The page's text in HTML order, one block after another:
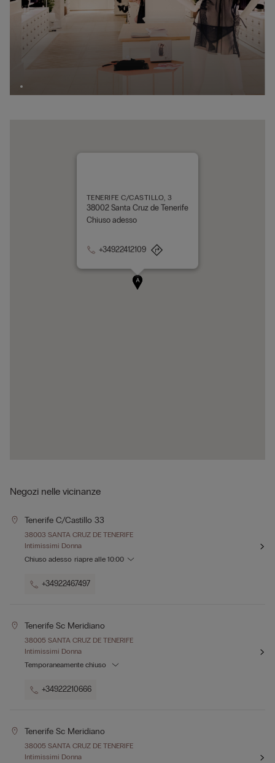
A
TENERIFE C/CASTILLO, 3
38002 Santa Cruz de Tenerife
Chiuso adesso
+34922412109
Negozi nelle vicinanze
Tenerife C/castillo 33
38003 SANTA CRUZ DE TENERIFE
Intimissimi Donna
Chiuso adesso riapre alle 10:00
+34922467497
Tenerife Sc Meridiano
38005 SANTA CRUZ DE TENERIFE
Intimissimi Donna
Temporaneamente chiuso
+34922210666
Tenerife Sc Meridiano
38005 SANTA CRUZ DE TENERIFE
Intimissimi Donna